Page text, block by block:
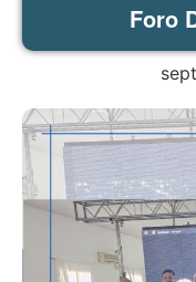
Foro